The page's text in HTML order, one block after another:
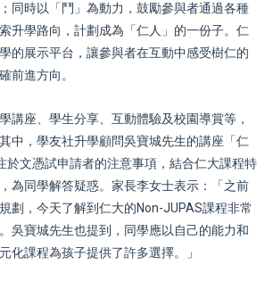
同時以「鬥」為動力，鼓勵參與者通過各種
升學路向，計劃成為「仁人」的一份子。仁
的展示平台，讓參與者在互動中感受樹仁的
前進方向。
講座、學生分享、互動體驗及校園導賞等，
中，學友社升學顧問吳寶城先生的講座「仁
於文憑試申請者的注意事項，結合仁大課程特
為同學解答疑惑。家長李女士表示：「之前
劃，今天了解到仁大的Non-JUPAS課程非常
吳寶城先生也提到，同學應以自己的能力和
化課程為孩子提供了許多選擇。」